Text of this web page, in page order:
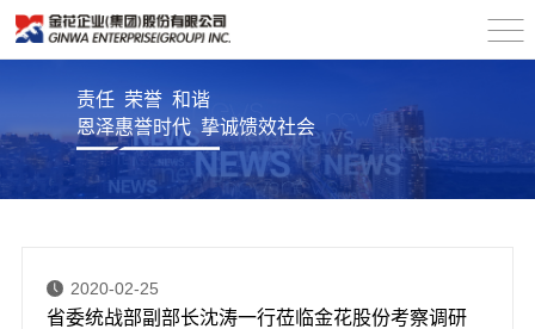
责任 荣誉 和谐
恩泽惠誉时代 挚诚馈效社会
2020-02-25
省委统战部副部长沈涛一行莅临金花股份考察调研